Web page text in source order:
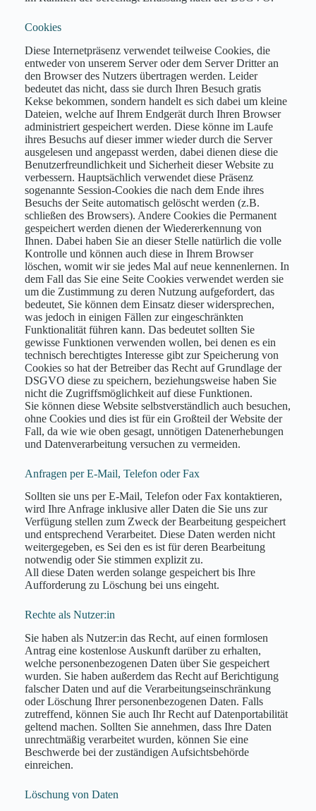
Cookies
Diese Internetpräsenz verwendet teilweise Cookies, die
entweder von unserem Server oder dem Server Dritter an
den Browser des Nutzers übertragen werden. Leider
bedeutet das nicht, dass sie durch Ihren Besuch gratis
Kekse bekommen, sondern handelt es sich dabei um kleine
Dateien, welche auf Ihrem Endgerät durch Ihren Browser
administriert gespeichert werden. Diese könne im Laufe
ihres Besuchs auf dieser immer wieder durch die Server
ausgelesen und angepasst werden, dabei dienen diese die
Benutzerfreundlichkeit und Sicherheit dieser Website zu
verbessern. Hauptsächlich verwendet diese Präsenz
sogenannte Session-Cookies die nach dem Ende ihres
Besuchs der Seite automatisch gelöscht werden (z.B.
schließen des Browsers). Andere Cookies die Permanent
gespeichert werden dienen der Wiedererkennung von
Ihnen. Dabei haben Sie an dieser Stelle natürlich die volle
Kontrolle und können auch diese in Ihrem Browser
löschen, womit wir sie jedes Mal auf neue kennenlernen. In
dem Fall das Sie eine Seite Cookies verwendet werden sie
um die Zustimmung zu deren Nutzung aufgefordert, das
bedeutet, Sie können dem Einsatz dieser widersprechen,
was jedoch in einigen Fällen zur eingeschränkten
Funktionalität führen kann. Das bedeutet sollten Sie
gewisse Funktionen verwenden wollen, bei denen es ein
technisch berechtigtes Interesse gibt zur Speicherung von
Cookies so hat der Betreiber das Recht auf Grundlage der
DSGVO diese zu speichern, beziehungsweise haben Sie
nicht die Zugriffsmöglichkeit auf diese Funktionen.
Sie können diese Website selbstverständlich auch besuchen,
ohne Cookies und dies ist für ein Großteil der Website der
Fall, da wie wie oben gesagt, unnötigen Datenerhebungen
und Datenverarbeitung versuchen zu vermeiden.
Anfragen per E-Mail, Telefon oder Fax
Sollten sie uns per E-Mail, Telefon oder Fax kontaktieren,
wird Ihre Anfrage inklusive aller Daten die Sie uns zur
Verfügung stellen zum Zweck der Bearbeitung gespeichert
und entsprechend Verarbeitet. Diese Daten werden nicht
weitergegeben, es Sei den es ist für deren Bearbeitung
notwendig oder Sie stimmen explizit zu.
All diese Daten werden solange gespeichert bis Ihre
Aufforderung zu Löschung bei uns eingeht.
Rechte als Nutzer:in
Sie haben als Nutzer:in das Recht, auf einen formlosen
Antrag eine kostenlose Auskunft darüber zu erhalten,
welche personenbezogenen Daten über Sie gespeichert
wurden. Sie haben außerdem das Recht auf Berichtigung
falscher Daten und auf die Verarbeitungseinschränkung
oder Löschung Ihrer personenbezogenen Daten. Falls
zutreffend, können Sie auch Ihr Recht auf Datenportabilität
geltend machen. Sollten Sie annehmen, dass Ihre Daten
unrechtmäßig verarbeitet wurden, können Sie eine
Beschwerde bei der zuständigen Aufsichtsbehörde
einreichen.
Löschung von Daten